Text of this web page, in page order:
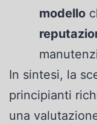
modello
In sintesi, la
principianti
una